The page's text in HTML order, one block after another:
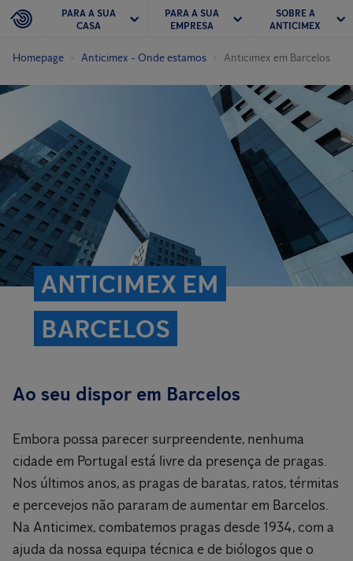
PARA A SUA
CASA
PARA A SUA
EMPRESA
SOBRE A
ANTICIMEX
Homepage Anticimex - Onde estamos Anticimex em Barcelos
ANTICIMEX EM
BARCELOS
Ao seu dispor em Barcelos
Embora possa parecer surpreendente, nenhuma
cidade em Portugal está livre da presença de pragas.
Nos últimos anos, as pragas de baratas, ratos, térmitas
e percevejos não pararam de aumentar em Barcelos.
Na Anticimex, combatemos pragas desde 1934, com a
ajuda da nossa equipa técnica e de biólogos que o